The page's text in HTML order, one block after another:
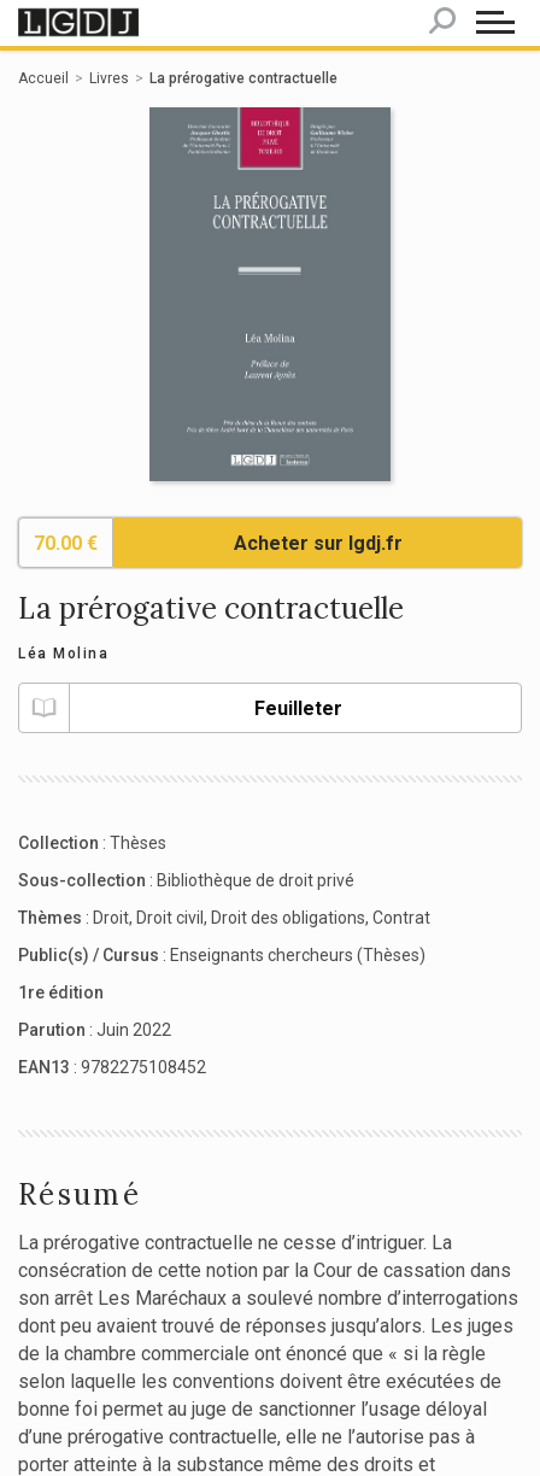
Accueil Livres La prérogative contractuelle
70.00 € Acheter sur lgdj.fr
La prérogative contractuelle
Léa Molina
Feuilleter
Collection : Thèses
Sous-collection : Bibliothèque de droit privé
Thèmes : Droit, Droit civil , Droit des obligations, Contrat
Public(s) / Cursus : Enseignants chercheurs (Thèses)
1re édition
Parution : Juin 2022
EAN13 : 9782275108452
Résumé
La prérogative contractuelle ne cesse d’intriguer. La
consécration de cette notion par la Cour de cassation dans
son arrêt Les Maréchaux a soulevé nombre d’interrogations
dont peu avaient trouvé de réponses jusqu’alors. Les juges
de la chambre commerciale ont énoncé que « si la règle
selon laquelle les conventions doivent être exécutées de
bonne foi permet au juge de sanctionner l’usage déloyal
d’une prérogative contractuelle, elle ne l’autorise pas à
porter atteinte à la substance même des droits et
Panneau de gestion des cookies